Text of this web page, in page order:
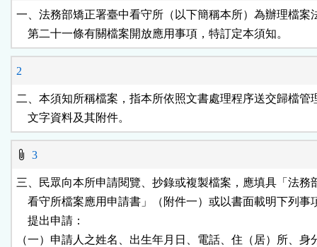
按
鈕
一、法務部矯正署臺中看守所（以下簡稱本所）為辦理檔案
    第二十一條有關檔案開放應用事項，特訂定本須知。
2
二、本須知所稱檔案，指本所依照文書處理程序送交歸檔管
    文字資料及其附件。
3
三、民眾向本所申請閱覽、抄錄或複製檔案，應填具「法務
看守所檔案應用申請書」（附件一）或以書面載明下列事
    提出申請：
（一）申請人之姓名、出生年月日、電話、住（居）所、身